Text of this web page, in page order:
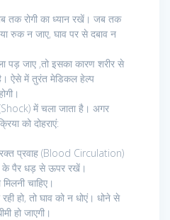
तक रोगी का ध्यान रखें। जब तक
रुक न जाए, घाव पर से दबाव न
पड़ जाए ,तो इसका कारण शरीर से
ऐसे में तुरंत मेडिकल हेल्प
में चला जाता है। अगर
को दोहराएं:
प्रवाह (Blood Circulation)
के पैर धड़ से ऊपर रखें।
मिलनी चाहिए।
हो, तो घाव को न धोएं। धोने से
हो जाएगी।